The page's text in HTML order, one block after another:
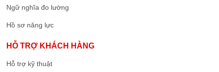
Ngữ nghĩa đo lường
Hồ sơ năng lực
HỖ TRỢ KHÁCH HÀNG
Hỗ trợ kỹ thuật